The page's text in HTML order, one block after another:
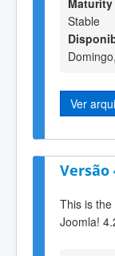
Maturity
Stable
Ver
Versão
This is
Joomla!